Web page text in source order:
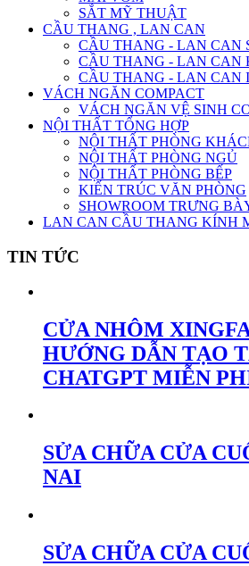
SẮT MỸ THUẬT
CẦU THANG , LAN CAN
CẦU THANG - LAN CAN
CẦU THANG - LAN CAN
CẦU THANG - LAN CAN
VÁCH NGĂN COMPACT
VÁCH NGĂN VỆ SINH
NỘI THẤT TỔNG HỢP
NỘI THẤT PHÒNG
NỘI THẤT PHÒNG NGỦ
NỘI THẤT PHÒNG BẾP
KIẾN TRÚC VĂN PHÒNG
SHOWROOM TRƯNG
LAN CAN CẦU THANG KÍNH
TIN TỨC
CỬA NHÔM
HƯỚNG DẪN TẠO
CHATGPT MIỄN
SỬA CHỮA CỬA
NAI
SỬA CHỮA CỬA